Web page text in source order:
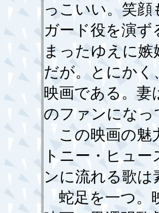
っこいい。笑
ガード役を演
まったゆえに
だが。とにかく
映画である。妻
のファンになっ
この映画の魅
トニー・ヒュ
ンに流れる歌は
蛇足を一つ。